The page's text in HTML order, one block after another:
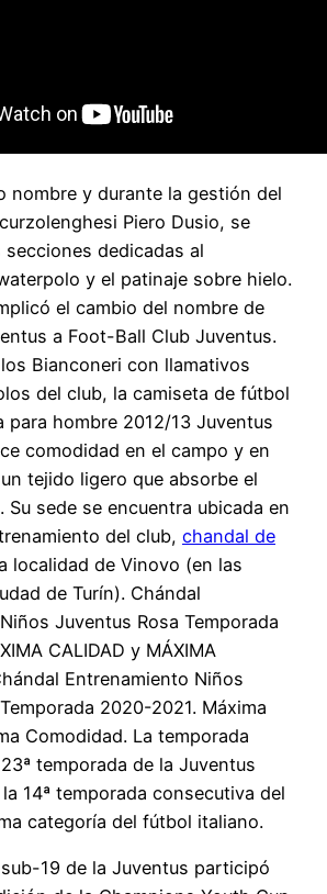
nombre y durante la gestión del
Piero Dusio, se
dedicadas al
y el patinaje sobre hielo.
el cambio del nombre de
a Foot-Ball Club Juventus.
Bianconeri con llamativos
del club, la camiseta de fútbol
para hombre 2012/13 Juventus
comodidad en el campo y en
tejido ligero que absorbe el
Su sede se encuentra ubicada en
del club, chandal de
localidad de Vinovo (en las
de Turín). Chándal
Juventus Rosa Temporada
CALIDAD y MÁXIMA
Entrenamiento Niños
2020-2021. Máxima
Comodidad. La temporada
temporada de la Juventus
14ª temporada consecutiva del
categoría del fútbol italiano.
19 de la Juventus participó